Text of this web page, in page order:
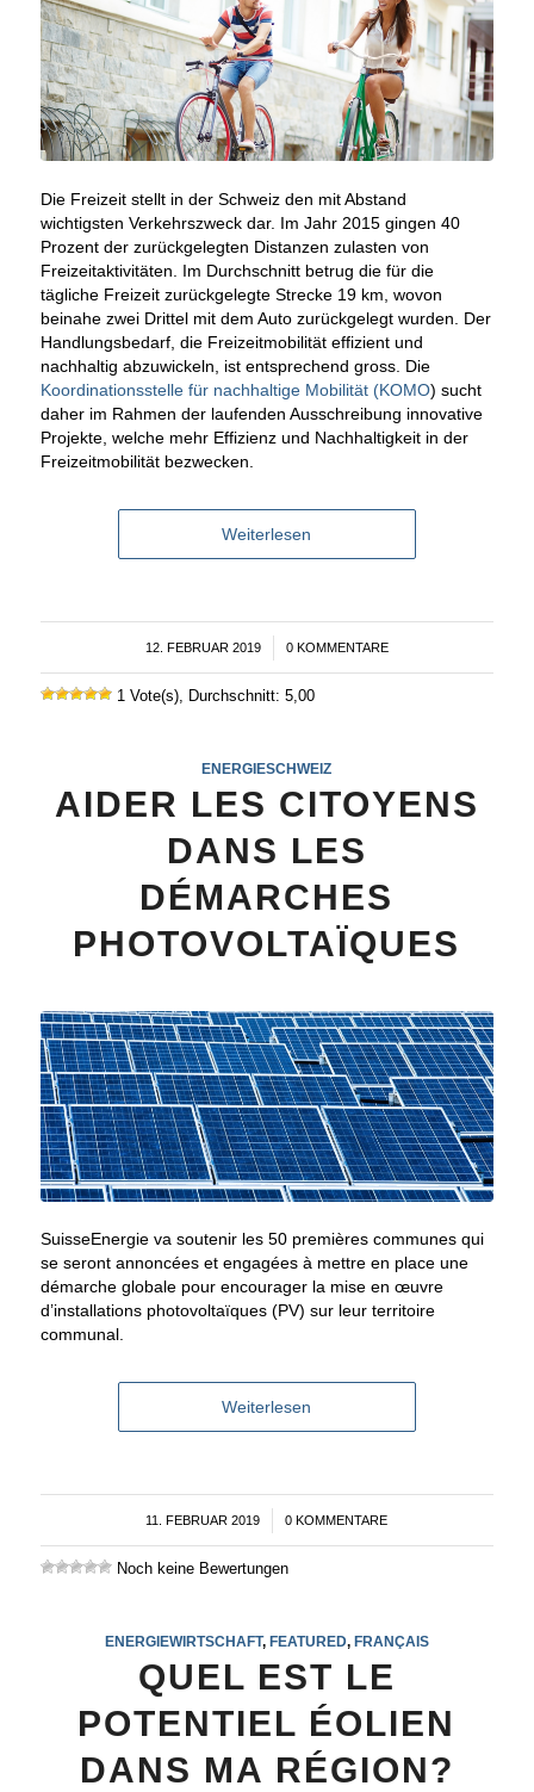
Die Freizeit stellt in der Schweiz den mit Abstand
wichtigsten Verkehrszweck dar. Im Jahr 2015 gingen 40
Prozent der zurückgelegten Distanzen zulasten von
Freizeitaktivitäten. Im Durchschnitt betrug die für die
tägliche Freizeit zurückgelegte Strecke 19 km, wovon
beinahe zwei Drittel mit dem Auto zurückgelegt wurden. Der
Handlungsbedarf, die Freizeitmobilität effizient und
nachhaltig abzuwickeln, ist entsprechend gross. Die
Koordinationsstelle für nachhaltige Mobilität (KOMO) sucht
daher im Rahmen der laufenden Ausschreibung innovative
Projekte, welche mehr Effizienz und Nachhaltigkeit in der
Freizeitmobilität bezwecken.
Weiterlesen
12. FEBRUAR 2019
/ 0 KOMMENTARE
1 Vote(s), Durchschnitt: 5,00
ENERGIESCHWEIZ
AIDER LES CITOYENS
DANS LES
DÉMARCHES
PHOTOVOLTAÏQUES
SuisseEnergie va soutenir les 50 premières communes qui
se seront annoncées et engagées à mettre en place une
démarche globale pour encourager la mise en œuvre
d’installations photovoltaïques (PV) sur leur territoire
communal.
Weiterlesen
11. FEBRUAR 2019
/ 0 KOMMENTARE
Noch keine Bewertungen
ENERGIEWIRTSCHAFT, FEATURED, FRANÇAIS
QUEL EST LE
POTENTIEL ÉOLIEN
DANS MA RÉGION?